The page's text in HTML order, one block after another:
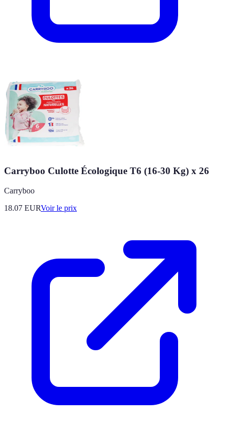
Carryboo Culotte Écologique T6 (16-30 Kg) x 26
Carryboo
18.07 EURVoir le prix